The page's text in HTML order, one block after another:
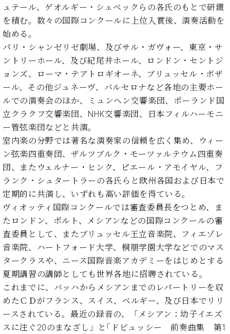
ク
セ
ス
お
問
い
合
わ
せ
ア
ー
ィ
ス
ト
ス
タ
マ
ー
サ
ー
ビ
ス
調
律
ュテール、ゲオルギー・シェベックらの各氏のもとで研鑚
を積む。数々の国際コンクールに上位入賞後、演奏活動を
始める。
パリ・シャンゼリゼ劇場、及びサル・ガヴォー、東京・サ
ントリーホール、及び紀尾井ホール、ロンドン・セントジ
ョンズ、ローマ・テアトロギオーネ、ブリュッセル・ボザ
ール、その他ジュネーヴ、バルセロナなど各地の主要ホー
ルでの演奏会のほか、ミュンヘン交響楽団、ポーランド国
立クラクフ交響楽団、NHK交響楽団、日本フィルハーモニ
ー管弦楽団などと共演。
室内楽の分野では著名な演奏家の信頼を広く集め、ウィー
ン弦楽四重奏団、ザルツブルク・モーツァルテウム四重奏
団、またウェルナー・ヒンク、ピエール・アモイヤル、フ
ランク・シュタートラーの各氏らと欧州各国および日本で
定期的に共演し、いずれも高い評価を得ている。
ヴィオッティ国際コンクールでは審査委員長をつとめ、ま
たロンドン、ポルト、メシアンなどの国際コンクールの審
査委員として、またブリュッセル王立音楽院、フィエゾレ
音楽院、ハートフォード大学、桐朋学園大学などでのマス
タークラスや、ニース国際音楽アカデミーをはじめとする
夏期講習の講師としても世界各地に招聘されている。
これまでに、バッハからメシアンまでのレパートリーを収
めたＣＤがフランス、スイス、ベルギー、及び日本でリリ
ースされている。最近の録音の、「メシアン：幼子イエズ
スに注ぐ20のまなざし」と｢ドビュッシー 前奏曲集 第1